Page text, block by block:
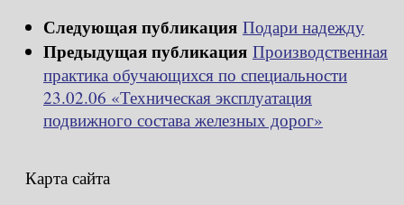
Следующая публикация Подари надежду
Предыдущая публикация Производственная
практика обучающихся по специальности
23.02.06 «Техническая эксплуатация
подвижного состава железных дорог»
Карта сайта